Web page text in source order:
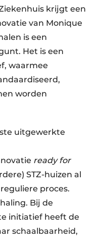
krijgt een
van Monique
is een
Het is een
waarmee
worden
uitgewerkte
ready for
STZ-huizen al
proces.
Bij de
initiatief heeft de
schaalbaarheid,